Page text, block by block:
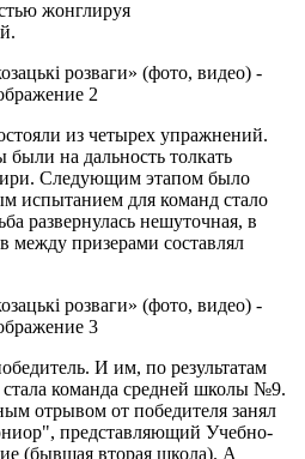
жонглируя
из четырех упражнений.
на дальность толкать
Следующим этапом было
испытанием для команд стало
развернулась нешуточная, в
между призерами составлял
И им, по результатам
команда средней школы №9.
отрывом от победителя занял
представляющий Учебно-
(бывшая вторая школа). А